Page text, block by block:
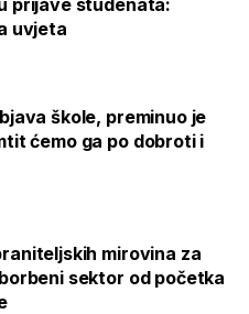
uvjeta
škole, preminuo je
ćemo ga po dobroti i
mirovina za
sektor od početka